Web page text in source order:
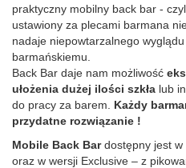
praktyczny mobilny back bar -
ustawiony za plecami barmana
nadaje niepowtarzalnego wyglądu
barmańskiemu.
Back Bar daje nam możliwość
ułożenia dużej ilości szkła lub
do pracy za barem. Każdy
przydatne rozwiązanie !
Mobile Back Bardostępny jest w
oraz w wersji Exclusive – z